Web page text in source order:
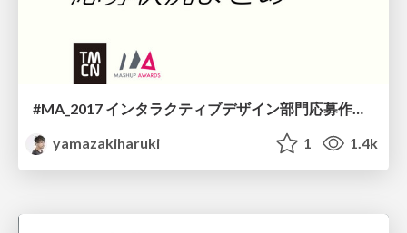
yamazakiharuki
1 1.4k